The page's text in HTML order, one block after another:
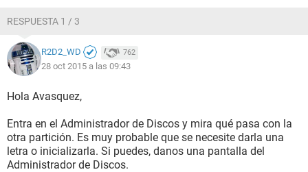
RESPUESTA 1 / 3
R2D2_WD 762
28 oct 2015 a las 09:43
Hola Avasquez,
Entra en el Administrador de Discos y mira qué pasa con la
otra partición. Es muy probable que se necesite darla una
letra o inicializarla. Si puedes, danos una pantalla del
Administrador de Discos.